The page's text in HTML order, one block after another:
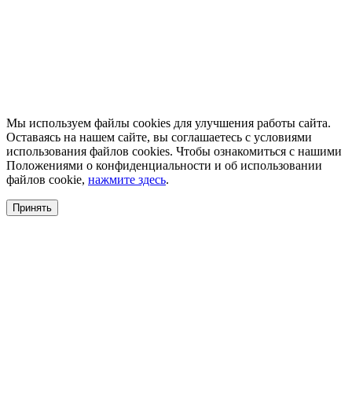
Мы используем файлы cookies для улучшения работы сайта.
Оставаясь на нашем сайте, вы соглашаетесь с условиями
использования файлов cookies. Чтобы ознакомиться с нашими
Положениями о конфиденциальности и об использовании
файлов cookie, нажмите здесь.
Принять